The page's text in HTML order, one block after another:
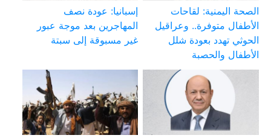
الصحة اليمنية: لقاحات
الأطفال متوفرة.. وعراقيل
الحوثي تهدد بعودة شلل
الأطفال والحصبة
إسبانيا: عودة نصف
المهاجرين بعد موجة عبور
غير مسبوقة إلى سبتة